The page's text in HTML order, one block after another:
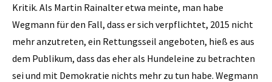
Kritik. Als Martin Rainalter etwa meinte, man habe
Wegmann für den Fall, dass er sich verpflichtet, 2015 nicht
mehr anzutreten, ein Rettungsseil angeboten, hieß es aus
dem Publikum, dass das eher als Hundeleine zu betrachten
sei und mit Demokratie nichts mehr zu tun habe. Wegmann